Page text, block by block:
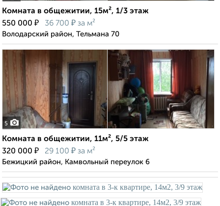
Комната в общежитии, 15м², 1/3 этаж
550 000 ₽ 36 700 ₽ за м²
Володарский район, Тельмана 70
5
Комната в общежитии, 11м², 5/5 этаж
320 000 ₽ 29 100 ₽ за м²
Бежицкий район, Камвольный переулок 6